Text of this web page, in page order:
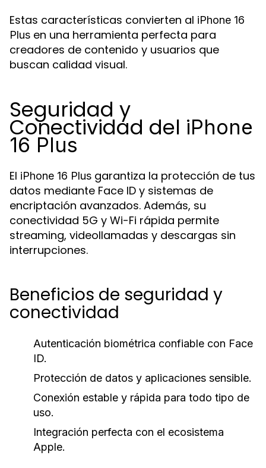
Estas características convierten al iPhone 16
Plus en una herramienta perfecta para
creadores de contenido y usuarios que
buscan calidad visual.
Seguridad y
Conectividad del iPhone
16 Plus
El iPhone 16 Plus garantiza la protección de tus
datos mediante Face ID y sistemas de
encriptación avanzados. Además, su
conectividad 5G y Wi-Fi rápida permite
streaming, videollamadas y descargas sin
interrupciones.
Beneficios de seguridad y
conectividad
Autenticación biométrica confiable con Face
ID.
Protección de datos y aplicaciones sensible.
Conexión estable y rápida para todo tipo de
uso.
Integración perfecta con el ecosistema
Apple.